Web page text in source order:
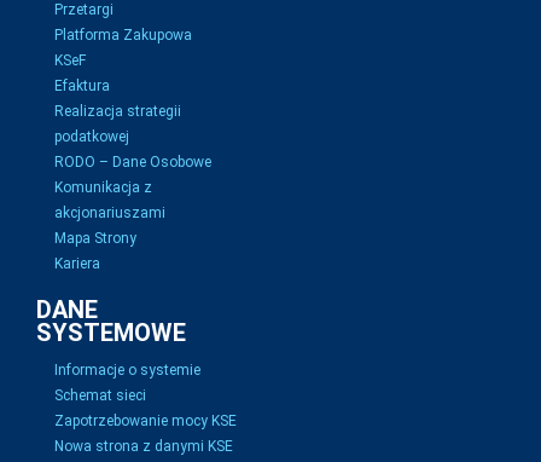
Przetargi
Platforma Zakupowa
KSeF
Efaktura
Realizacja strategii
podatkowej
RODO – Dane Osobowe
Komunikacja z
akcjonariuszami
Mapa Strony
Kariera
DANE
SYSTEMOWE
Informacje o systemie
Schemat sieci
Zapotrzebowanie mocy KSE
Nowa strona z danymi KSE